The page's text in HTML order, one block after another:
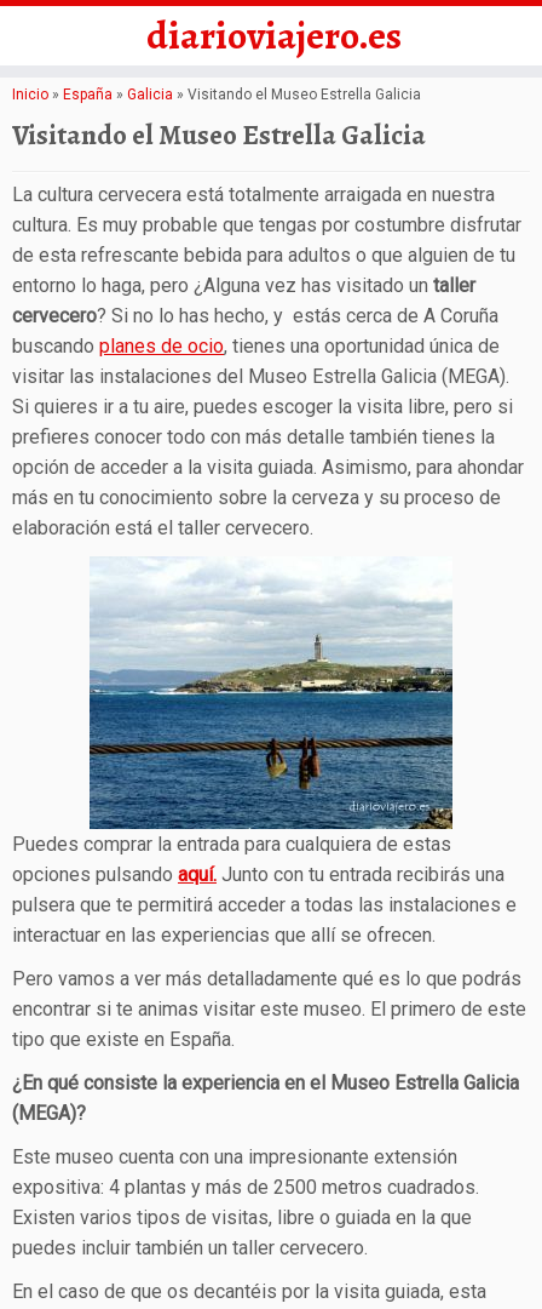
Saltar
al
contenido
diarioviajero.es
Inicio » España » Galicia » Visitando el Museo Estrella Galicia
Visitando el Museo Estrella Galicia
La cultura cervecera está totalmente arraigada en nuestra
cultura. Es muy probable que tengas por costumbre disfrutar
de esta refrescante bebida para adultos o que alguien de tu
entorno lo haga, pero ¿Alguna vez has visitado un taller
cervecero? Si no lo has hecho, y estás cerca de A Coruña
buscando planes de ocio, tienes una oportunidad única de
visitar las instalaciones del Museo Estrella Galicia (MEGA).
Si quieres ir a tu aire, puedes escoger la visita libre, pero si
prefieres conocer todo con más detalle también tienes la
opción de acceder a la visita guiada. Asimismo, para ahondar
más en tu conocimiento sobre la cerveza y su proceso de
elaboración está el taller cervecero.
Puedes comprar la entrada para cualquiera de estas
opciones pulsando aquí. Junto con tu entrada recibirás una
pulsera que te permitirá acceder a todas las instalaciones e
interactuar en las experiencias que allí se ofrecen.
Pero vamos a ver más detalladamente qué es lo que podrás
encontrar si te animas visitar este museo. El primero de este
tipo que existe en España.
¿En qué consiste la experiencia en el Museo Estrella Galicia
(MEGA)?
Este museo cuenta con una impresionante extensión
expositiva: 4 plantas y más de 2500 metros cuadrados.
Existen varios tipos de visitas, libre o guiada en la que
puedes incluir también un taller cervecero.
En el caso de que os decantéis por la visita guiada, esta